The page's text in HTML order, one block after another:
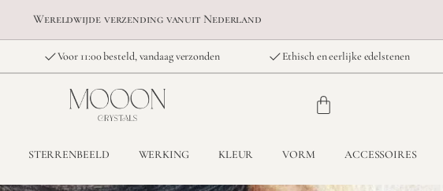
Wereldwijde verzending vanuit Nederland
Voor 11:00 besteld, vandaag verzonden Ethisch en eerlijke edelstenen
STERRENBEELD WERKING KLEUR VORM ACCESSOIRES